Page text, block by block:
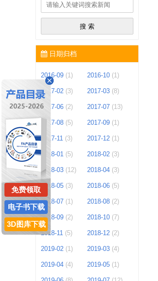
日期归档
2016-09 (1) 2016-10 (1)
2017-02 (3) 2017-03 (8)
2017-06 (2) 2017-07 (13)
2017-08 (5) 2017-09 (1)
2017-11 (3) 2017-12 (1)
2018-01 (5) 2018-02 (3)
2018-03 (12) 2018-04 (3)
2018-05 (3) 2018-06 (5)
2018-07 (1) 2018-08 (2)
2018-09 (2) 2018-10 (7)
2018-11 (5) 2018-12 (2)
2019-02 (1) 2019-03 (4)
2019-04 (4) 2019-05 (1)
免费领取
电子书下载
3D图库下载